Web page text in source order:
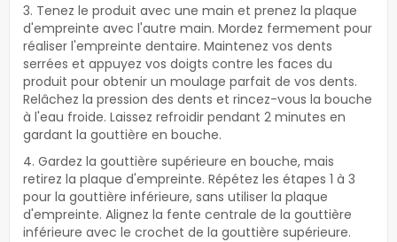
3. Tenez le produit avec une main et prenez la plaque
d'empreinte avec l'autre main. Mordez fermement pour
réaliser l'empreinte dentaire. Maintenez vos dents
serrées et appuyez vos doigts contre les faces du
produit pour obtenir un moulage parfait de vos dents.
Relâchez la pression des dents et rincez-vous la bouche
à l'eau froide. Laissez refroidir pendant 2 minutes en
gardant la gouttière en bouche.
4. Gardez la gouttière supérieure en bouche, mais
retirez la plaque d'empreinte. Répétez les étapes 1 à 3
pour la gouttière inférieure, sans utiliser la plaque
d'empreinte. Alignez la fente centrale de la gouttière
inférieure avec le crochet de la gouttière supérieure.